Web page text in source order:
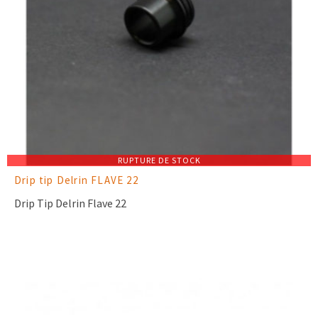
RUPTURE DE STOCK
Drip tip Delrin FLAVE 22
Drip Tip Delrin Flave 22